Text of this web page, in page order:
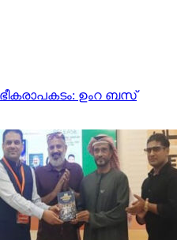
ഉംറ ബസ്